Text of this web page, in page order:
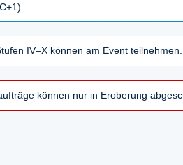
IV–X können am Event teilnehmen.
können nur in Eroberung